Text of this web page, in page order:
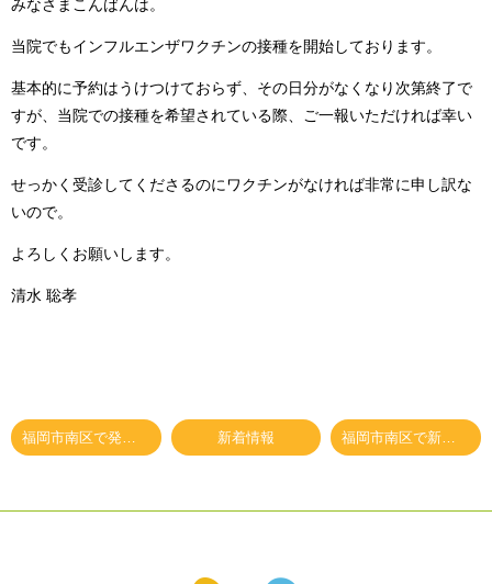
みなさまこんばんは。
当院でもインフルエンザワクチンの接種を開始しております。
基本的に予約はうけつけておらず、その日分がなくなり次第終了で
すが、当院での接種を希望されている際、ご一報いただければ幸い
です。
せっかく受診してくださるのにワクチンがなければ非常に申し訳な
いので。
よろしくお願いします。
清水 聡孝
福岡市南区で発熱外来を希望されている方へ 新着情報 福岡市南区で新型コロナワクチン（3回目）を希望されている方へ